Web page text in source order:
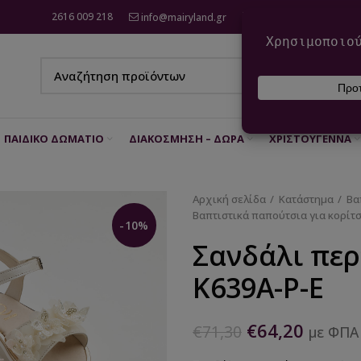
2616 009 218 info@mairyland.gr
ΠΑΙΔΙΚΌ ΔΩΜΆΤΙΟ ΔΙΑΚΌΣΜΗΣΗ – ΔΏΡΑ ΧΡΙΣΤΟΎΓΕΝΝΑ
-10%
Αρχική σελίδα Κατάστημα
Βαπτιστικά παπούτσια για
Σανδάλι
K639A-P-E
€71,30 €64,20 με ΦΠΑ